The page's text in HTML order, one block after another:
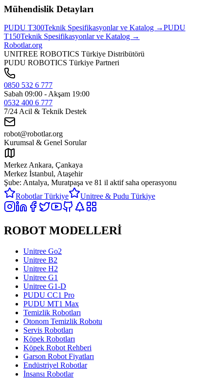
Mühendislik Detayları
PUDU T300Teknik Spesifikasyonlar ve Katalog →PUDU
T150Teknik Spesifikasyonlar ve Katalog →
Robotlar.org
UNITREE ROBOTICS Türkiye Distribütörü
PUDU ROBOTICS Türkiye Partneri
0850 532 6 777
Sabah 09:00 - Akşam 19:00
0532 400 6 777
7/24 Acil & Teknik Destek
robot@robotlar.org
Kurumsal & Genel Sorular
Merkez Ankara, Çankaya
Merkez İstanbul, Ataşehir
Şube: Antalya, Muratpaşa ve 81 il aktif saha operasyonu
Robotlar Türkiye
Unitree & Pudu Türkiye
ROBOT MODELLERİ
Unitree Go2
Unitree B2
Unitree H2
Unitree G1
Unitree G1-D
PUDU CC1 Pro
PUDU MT1 Max
Temizlik Robotları
Otonom Temizlik Robotu
Servis Robotları
Köpek Robotları
Köpek Robot Rehberi
Garson Robot Fiyatları
Endüstriyel Robotlar
İnsansı Robotlar